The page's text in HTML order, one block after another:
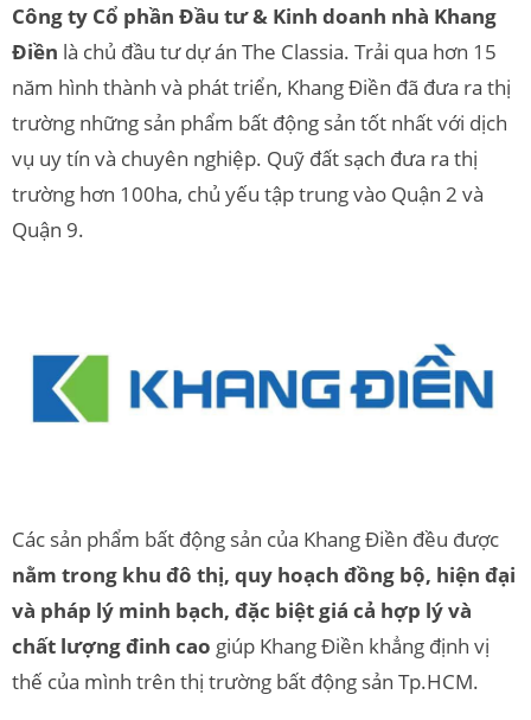
Công ty Cổ phần Đầu tư & Kinh doanh nhà Khang
Điền là chủ đầu tư dự án The Classia. Trải qua hơn 15
năm hình thành và phát triển, Khang Điền đã đưa ra thị
trường những sản phẩm bất động sản tốt nhất với dịch
vụ uy tín và chuyên nghiệp. Quỹ đất sạch đưa ra thị
trường hơn 100ha, chủ yếu tập trung vào Quận 2 và
Quận 9.
Các sản phẩm bất động sản của Khang Điền đều được
nằm trong khu đô thị, quy hoạch đồng bộ, hiện đại
và pháp lý minh bạch, đặc biệt giá cả hợp lý và
chất lượng đinh cao giúp Khang Điền khẳng định vị
thế của mình trên thị trường bất động sản Tp.HCM.